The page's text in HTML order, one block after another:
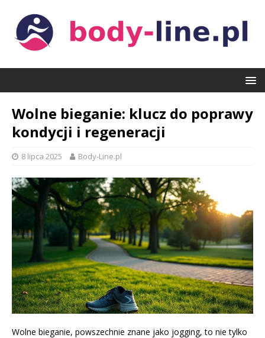
Wolne bieganie: klucz do poprawy
kondycji i regeneracji
8 lipca 2025 Body-Line.pl
Wolne bieganie, powszechnie znane jako jogging, to nie tylko